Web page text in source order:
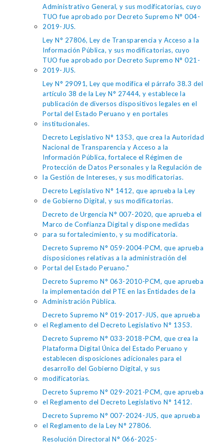
Administrativo General, y sus modificatorias, cuyo
TUO fue aprobado por Decreto Supremo N° 004-
2019-JUS.
Ley N° 27806, Ley de Transparencia y Acceso a la
Información Pública, y sus modificatorias, cuyo
TUO fue aprobado por Decreto Supremo N° 021-
2019-JUS.
Ley N° 29091, Ley que modifica el párrafo 38.3 del
artículo 38 de la Ley N° 27444, y establece la
publicación de diversos dispositivos legales en el
Portal del Estado Peruano y en portales
institucionales.
Decreto Legislativo N° 1353, que crea la Autoridad
Nacional de Transparencia y Acceso a la
Información Pública, fortalece el Régimen de
Protección de Datos Personales y la Regulación de
la Gestión de Intereses, y sus modificatorias.
Decreto Legislativo N° 1412, que aprueba la Ley
de Gobierno Digital, y sus modificatorias.
Decreto de Urgencia N° 007-2020, que aprueba el
Marco de Confianza Digital y dispone medidas
para su fortalecimiento, y su modificatoria.
Decreto Supremo N° 059-2004-PCM, que aprueba
disposiciones relativas a la administración del
Portal del Estado Peruano."
Decreto Supremo N° 063-2010-PCM, que aprueba
la implementación del PTE en las Entidades de la
Administración Pública.
Decreto Supremo N° 019-2017-JUS, que aprueba
el Reglamento del Decreto Legislativo N° 1353.
Decreto Supremo N° 033-2018-PCM, que crea la
Plataforma Digital Única del Estado Peruano y
establecen disposiciones adicionales para el
desarrollo del Gobierno Digital, y sus
modificatorias.
Decreto Supremo N° 029-2021-PCM, que aprueba
el Reglamento del Decreto Legislativo N° 1412.
Decreto Supremo N° 007-2024-JUS, que aprueba
el Reglamento de la Ley N° 27806.
Resolución Directoral N° 066-2025-